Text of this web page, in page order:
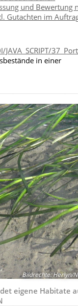
und Bewertung
Gutachten im
in einer
Bildrechte:Herlyn/
eigene Habitate